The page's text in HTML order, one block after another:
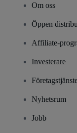
Om oss
Öppen
Affiliate-
Investerare
Nyhetsrum
Jobb